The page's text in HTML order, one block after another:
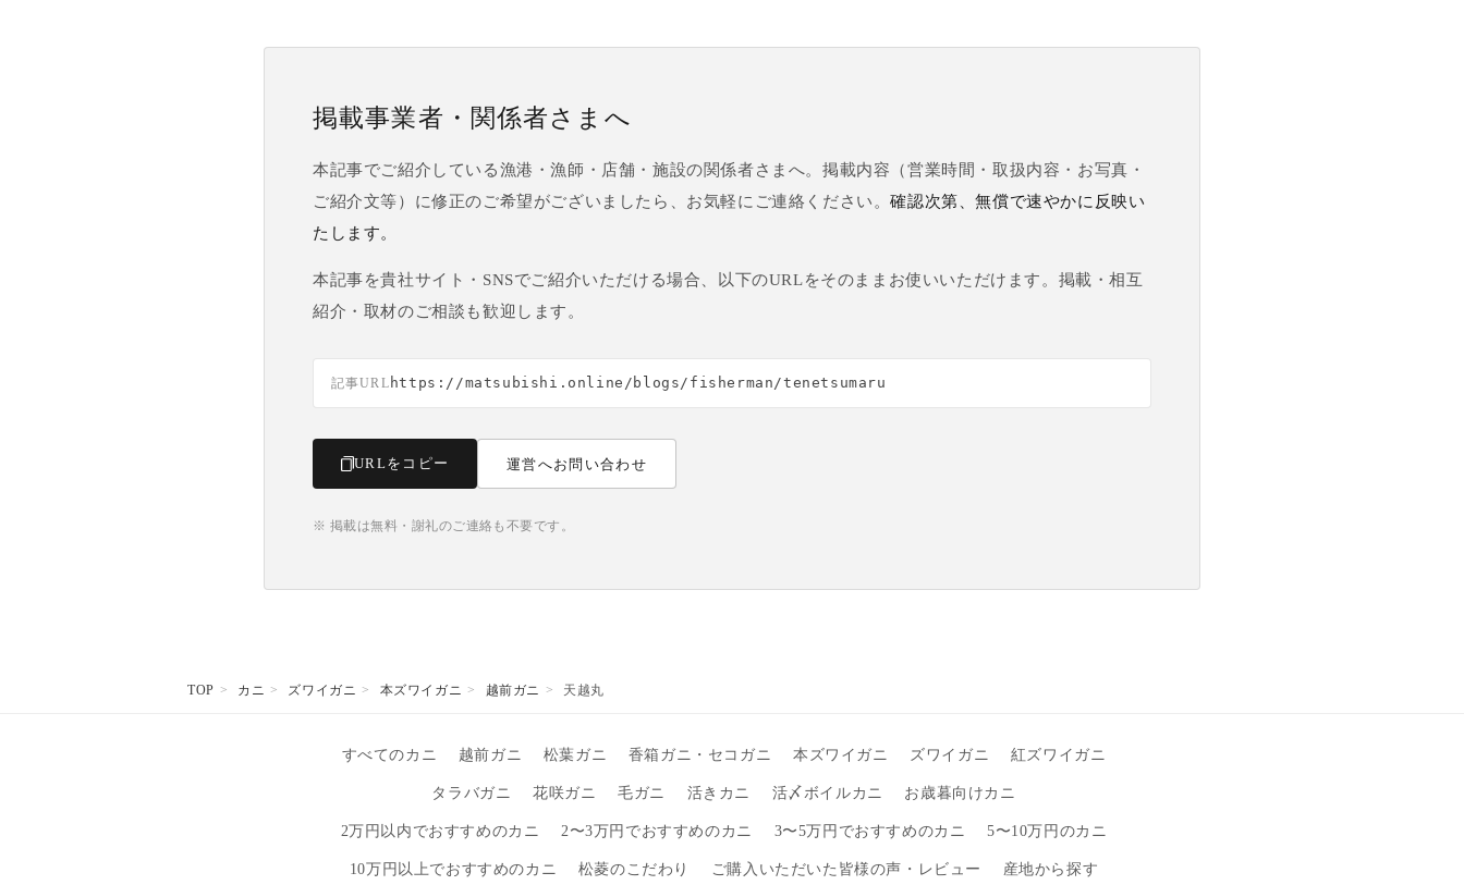
掲載事業者・関係者さまへ
本記事でご紹介している漁港・漁師・店舗・施設の関係者さまへ。掲載内容（営業時間・取扱内容・お写真・
ご紹介文等）に修正のご希望がございましたら、お気軽にご連絡ください。確認次第、無償で速やかに反映い
たします。
本記事を貴社サイト・SNSでご紹介いただける場合、以下のURLをそのままお使いいただけます。掲載・相互
紹介・取材のご相談も歓迎します。
記事URL https://matsubishi.online/blogs/fisherman/tenetsumaru
URLをコピー 運営へお問い合わせ
※ 掲載は無料・謝礼のご連絡も不要です。
TOP カニ ズワイガニ 本ズワイガニ 越前ガニ 天越丸
すべてのカニ 越前ガニ 松葉ガニ 香箱ガニ・セコガニ 本ズワイガニ ズワイガニ 紅ズワイガニ
タラバガニ 花咲ガニ 毛ガニ 活きカニ 活〆ボイルカニ お歳暮向けカニ
2万円以内でおすすめのカニ 2〜3万円でおすすめのカニ 3〜5万円でおすすめのカニ 5〜10万円のカニ
10万円以上でおすすめのカニ 松菱のこだわり ご購入いただいた皆様の声・レビュー 産地から探す